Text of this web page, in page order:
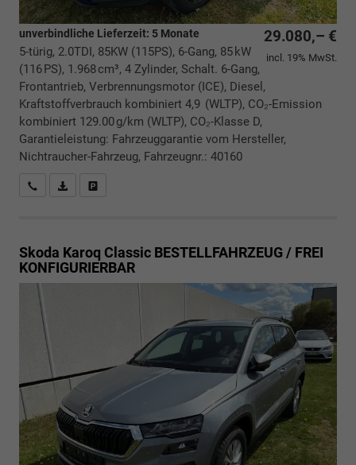
29.080,– €
incl. 19% MwSt.
unverbindliche Lieferzeit: 5 Monate
5-türig, 2.0TDI, 85KW (115PS), 6-Gang, 85 kW
(116 PS), 1.968 cm³, 4 Zylinder, Schalt. 6-Gang,
Frontantrieb, Verbrennungsmotor (ICE), Diesel,
Kraftstoffverbrauch kombiniert 4,9 (WLTP), CO₂-Emission
kombiniert 129.00 g/km (WLTP), CO₂-Klasse D,
Garantieleistung: Fahrzeuggarantie vom Hersteller,
Nichtraucher-Fahrzeug, Fahrzeugnr.: 40160
Rückrufbitte absenden
PDF-Datei, Fahrzeugexposé drucken
Skoda Karoq Classic BESTELLFAHRZEUG / FREI
KONFIGURIERBAR